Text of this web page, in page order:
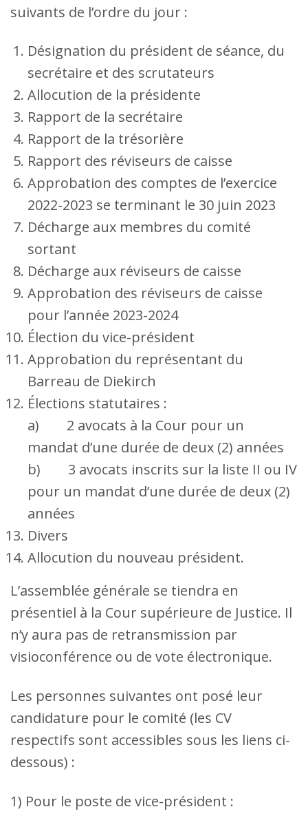
suivants de l’ordre du jour :
Désignation du président de séance, du
secrétaire et des scrutateurs
Allocution de la présidente
Rapport de la secrétaire
Rapport de la trésorière
Rapport des réviseurs de caisse
Approbation des comptes de l’exercice
2022-2023 se terminant le 30 juin 2023
Décharge aux membres du comité
sortant
Décharge aux réviseurs de caisse
Approbation des réviseurs de caisse
pour l’année 2023-2024
Élection du vice-président
Approbation du représentant du
Barreau de Diekirch
Élections statutaires :
a) 2 avocats à la Cour pour un
mandat d’une durée de deux (2) années
b) 3 avocats inscrits sur la liste II ou IV
pour un mandat d’une durée de deux (2)
années
Divers
Allocution du nouveau président.
L’assemblée générale se tiendra en
présentiel à la Cour supérieure de Justice. Il
n’y aura pas de retransmission par
visioconférence ou de vote électronique.
Les personnes suivantes ont posé leur
candidature pour le comité (les CV
respectifs sont accessibles sous les liens ci-
dessous) :
1) Pour le poste de vice-président :